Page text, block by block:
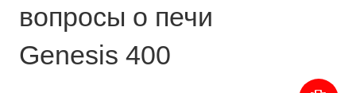
вопросы о печи
Genesis 400